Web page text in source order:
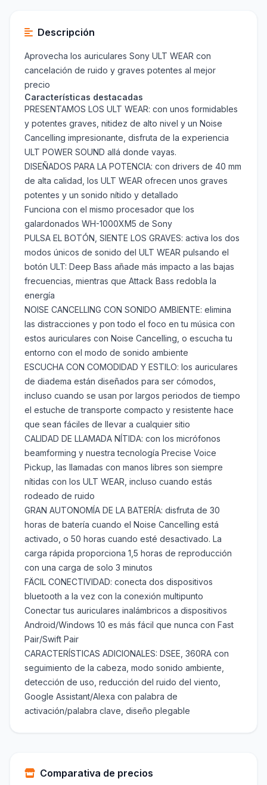
Descripción
Aprovecha los auriculares Sony ULT WEAR con
cancelación de ruido y graves potentes al mejor
precio
Características destacadas
PRESENTAMOS LOS ULT WEAR: con unos formidables
y potentes graves, nitidez de alto nivel y un Noise
Cancelling impresionante, disfruta de la experiencia
ULT POWER SOUND allá donde vayas.
DISEÑADOS PARA LA POTENCIA: con drivers de 40 mm
de alta calidad, los ULT WEAR ofrecen unos graves
potentes y un sonido nítido y detallado
Funciona con el mismo procesador que los
galardonados WH-1000XM5 de Sony
PULSA EL BOTÓN, SIENTE LOS GRAVES: activa los dos
modos únicos de sonido del ULT WEAR pulsando el
botón ULT: Deep Bass añade más impacto a las bajas
frecuencias, mientras que Attack Bass redobla la
energía
NOISE CANCELLING CON SONIDO AMBIENTE: elimina
las distracciones y pon todo el foco en tu música con
estos auriculares con Noise Cancelling, o escucha tu
entorno con el modo de sonido ambiente
ESCUCHA CON COMODIDAD Y ESTILO: los auriculares
de diadema están diseñados para ser cómodos,
incluso cuando se usan por largos periodos de tiempo
el estuche de transporte compacto y resistente hace
que sean fáciles de llevar a cualquier sitio
CALIDAD DE LLAMADA NÍTIDA: con los micrófonos
beamforming y nuestra tecnología Precise Voice
Pickup, las llamadas con manos libres son siempre
nítidas con los ULT WEAR, incluso cuando estás
rodeado de ruido
GRAN AUTONOMÍA DE LA BATERÍA: disfruta de 30
horas de batería cuando el Noise Cancelling está
activado, o 50 horas cuando esté desactivado. La
carga rápida proporciona 1,5 horas de reproducción
con una carga de solo 3 minutos
FÄCIL CONECTIVIDAD: conecta dos dispositivos
bluetooth a la vez con la conexión multipunto
Conectar tus auriculares inalámbricos a dispositivos
Android/Windows 10 es más fácil que nunca con Fast
Pair/Swift Pair
CARACTERÍSTICAS ADICIONALES: DSEE, 360RA con
seguimiento de la cabeza, modo sonido ambiente,
detección de uso, reducción del ruido del viento,
Google Assistant/Alexa con palabra de
activación/palabra clave, diseño plegable
Comparativa de precios